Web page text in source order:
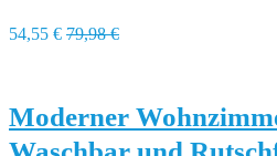
54,55 € 79,98 €
Moderner